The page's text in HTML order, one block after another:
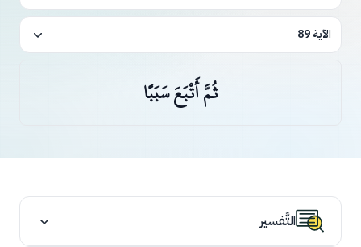
الآية 89
ثُمَّ أَتْبَعَ سَبَبًا
التَّفسير